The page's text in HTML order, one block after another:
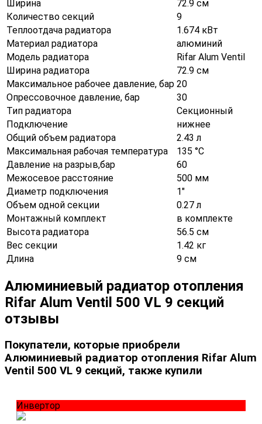
Ширина
72.9 см
Количество секций
9
Теплоотдача радиатора
1.674 кВт
Материал радиатора
алюминий
Модель радиатора
Rifar Alum Ventil
Ширина радиатора
72.9 см
Максимальное рабочее давление, бар 20
Опрессовочное давление, бар
30
Тип радиатора
Секционный
Подключение
нижнее
Общий объем радиатора
2.43 л
Максимальная рабочая температура
135 °С
Давление на разрыв,бар
60
Межосевое расстояние
500 мм
Диаметр подключения
1"
Объем одной секции
0.27 л
Монтажный комплект
в комплекте
Высота радиатора
56.5 см
Вес секции
1.42 кг
Длина
9 см
Алюминиевый радиатор отопления
Rifar Alum Ventil 500 VL 9 секций
отзывы
Покупатели, которые приобрели
Алюминиевый радиатор отопления Rifar Alum
Ventil 500 VL 9 секций, также купили
Инвертор